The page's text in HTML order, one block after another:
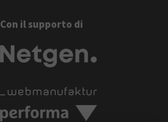
Con il supporto di